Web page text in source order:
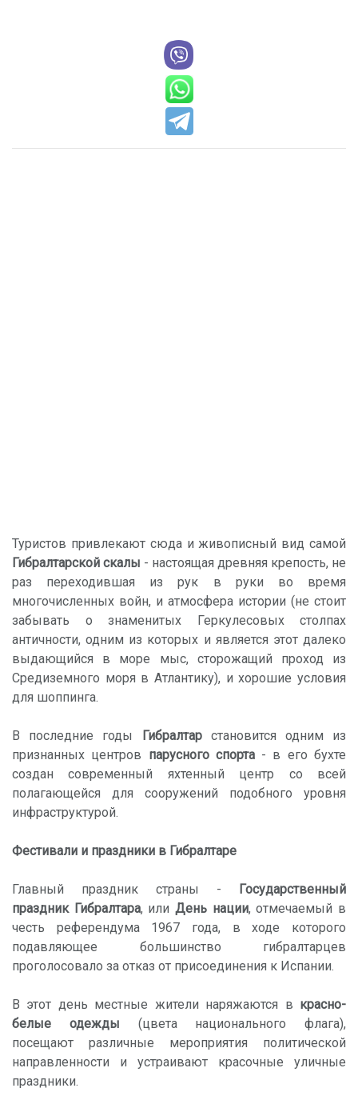
Туристов привлекают сюда и живописный вид самой
Гибралтарской скалы - настоящая древняя крепость, не
раз переходившая из рук в руки во время
многочисленных войн, и атмосфера истории (не стоит
забывать о знаменитых Геркулесовых столпах
античности, одним из которых и является этот далеко
выдающийся в море мыс, сторожащий проход из
Средиземного моря в Атлантику), и хорошие условия
для шоппинга.
В последние годы Гибралтарстановится одним из
признанных центров парусного спорта- в его бухте
создан современный яхтенный центр со всей
полагающейся для сооружений подобного уровня
инфраструктурой.
Фестивали и праздники в Гибpалтаpе
Главный праздник страны -
Государственный
праздник Гибралтара, илиДень нации, отмечаемый в
честь референдума 1967 года, в ходе которого
подавляющее большинство гибралтарцев
проголосовало за отказ от присоединения к Испании.
В этот день местные жители наряжаются в красно-
белые одежды (цвета национального флага),
посещают различные мероприятия политической
направленности и устраивают красочные уличные
праздники.